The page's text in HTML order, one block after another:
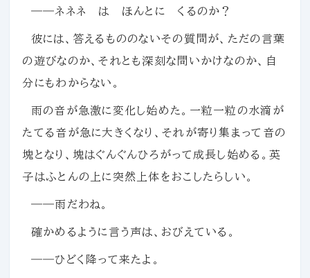
――ネネネ は ほんとに くるのか？
彼には、答えるもののないその質問が、ただの言葉
の遊びなのか、それとも深刻な問いかけなのか、自
分にもわからない。
雨の音が急激に変化し始めた。一粒一粒の水滴が
たてる音が急に大きくなり、それが寄り集まって音の
塊となり、塊はぐんぐんひろがって成長し始める。英
子はふとんの上に突然上体をおこしたらしい。
――雨だわね。
確かめるように言う声は、おびえている。
――ひどく降って来たよ。